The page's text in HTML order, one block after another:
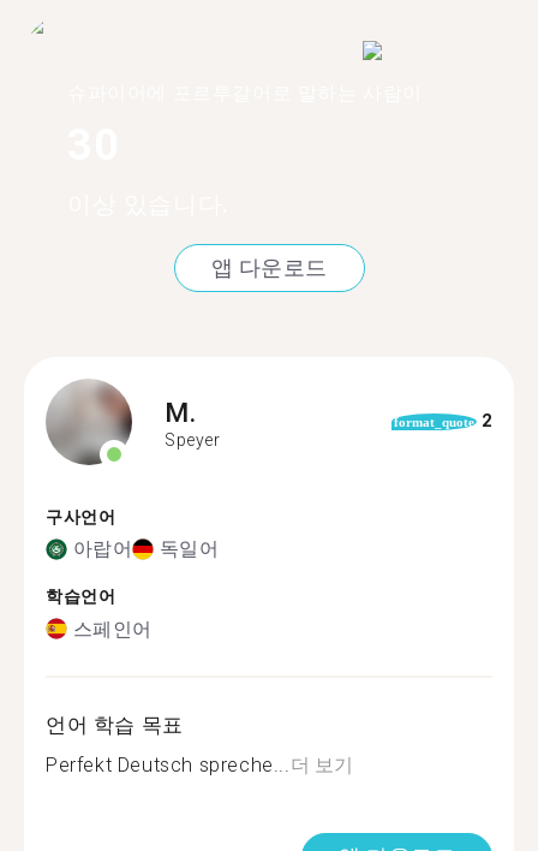
앱 다운로드
M.
Speyer
format_quote 2
구사언어
아랍어 독일어
학습언어
스페인어
언어 학습 목표
Perfekt Deutsch spreche... 더 보기